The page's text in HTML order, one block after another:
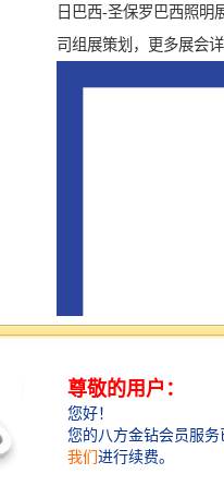
日巴西-圣保罗巴西照明
司组展策划，更多展会